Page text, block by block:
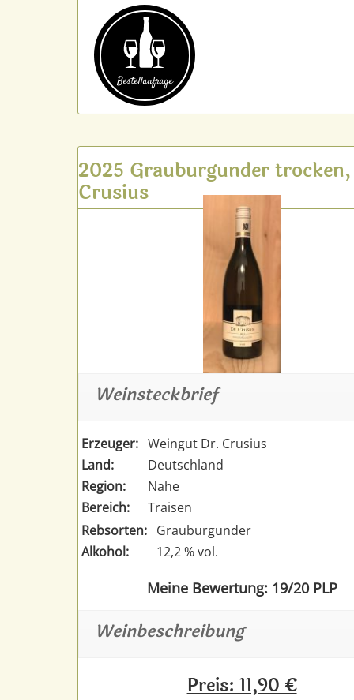
Bestell­anfrage
2025 Grauburgunder
Crusius
Weinsteckbrief
Erzeuger: Weingut Dr. Crusius
Land:
Deutschland
Region:
Nahe
Bereich:
Traisen
Rebsorten: Grauburgunder
Alkohol:
12,2 % vol.
Meine Bewertung: 19/20 PLP
Weinbeschreibung
Preis: 11,90 €